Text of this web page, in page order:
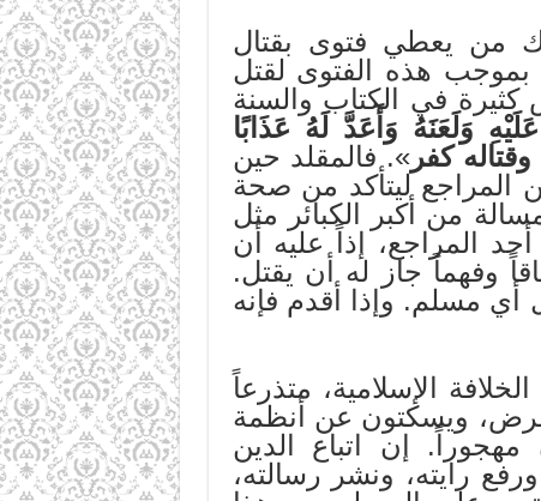
من يعطي فتوى بقتال
بموجب هذه الفتوى لقتل
في الكتاب والسنة
وَلَعَنَهُ وَأَعَدَّ لَهُ عَذَابًا
كفر». فالمقلد حين
المراجع ليتأكد من صحة
من أكبر الكبائر مثل
المراجع، إذاً عليه أن
وفهماً جاز له أن يقتل.
أي مسلم. وإذا أقدم فإنه
الإسلامية، متذرعاً
ويسكتون عن أنظمة
إن اتباع الدين
رايته، ونشر رسالته،